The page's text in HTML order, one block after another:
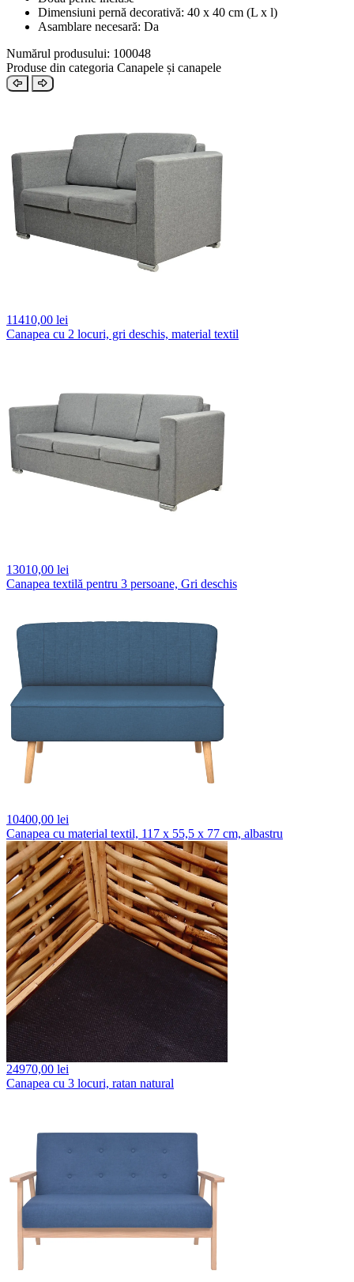
Dimensiuni pernă decorativă: 40 x 40 cm (L x l)
Asamblare necesară: Da
Numărul produsului: 100048
Produse din categoria Canapele și canapele
11410,00 lei
Canapea cu 2 locuri, gri deschis, material textil
13010,00 lei
Canapea textilă pentru 3 persoane, Gri deschis
10400,00 lei
Canapea cu material textil, 117 x 55,5 x 77 cm, albastru
24970,00 lei
Canapea cu 3 locuri, ratan natural